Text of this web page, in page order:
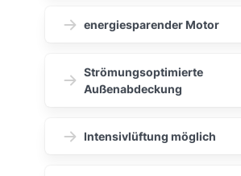
energiesparender Motor
Strömungsoptimierte
Außenabdeckung
Intensivlüftung möglich